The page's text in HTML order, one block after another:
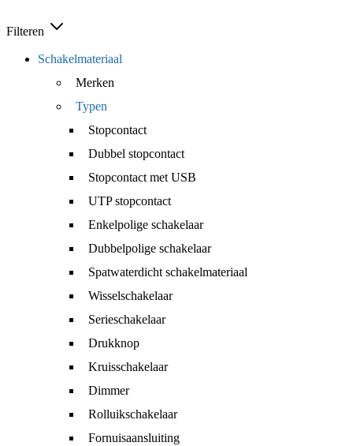
Filteren
Schakelmateriaal
Merken
Typen
Stopcontact
Dubbel stopcontact
Stopcontact met USB
UTP stopcontact
Enkelpolige schakelaar
Dubbelpolige schakelaar
Spatwaterdicht schakelmateriaal
Wisselschakelaar
Serieschakelaar
Drukknop
Kruisschakelaar
Dimmer
Rolluikschakelaar
Fornuisaansluiting